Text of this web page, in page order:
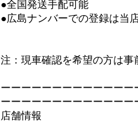
●全国発送手配可能
●広島ナンバーでの登録は当
注：現車確認を希望の方は
ーーーーーーーーーーーーー
ーーーーーーーーーーーーー
店舗情報